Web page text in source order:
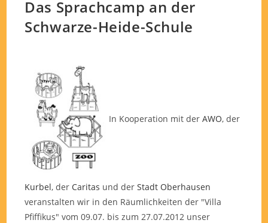
Das Sprachcamp an der
Schwarze-Heide-Schule
In Kooperation mit derAWO, der
Kurbel, der Caritas und derStadt Oberhausen
veranstalten wir in den Räumlichkeiten der "Villa
Pfiffikus" vom 09.07. bis zum 27.07.2012 unser